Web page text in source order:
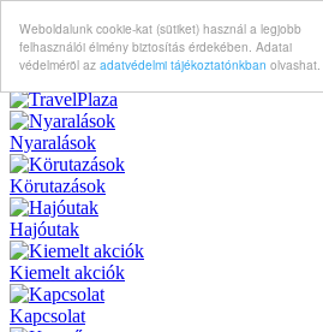
Weboldalunk cookie-kat (sütiket) használ a legjobb
felhasználói élmény biztosítás érdekében. Adatai
védelméröl az adatvédelmi tájékoztatónkban olvashat.
Nyaralások
Körutazások
Hajóutak
Kiemelt akciók
Kapcsolat